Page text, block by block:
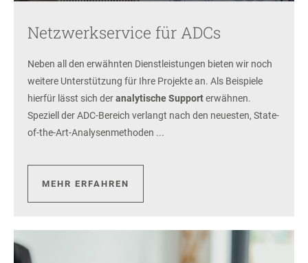
Netzwerkservice für ADCs
Neben all den erwähnten Dienstleistungen bieten wir noch
weitere Unterstützung für Ihre Projekte an. Als Beispiele
hierfür lässt sich deranalytische Supporterwähnen.
Speziell der ADC-Bereich verlangt nach den neuesten, State-
of-the-Art-Analysenmethoden ...
MEHR ERFAHREN